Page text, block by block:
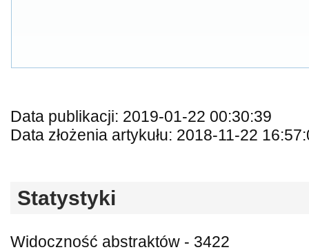
Data publikacji: 2019-01-22 00:30:39
Data złożenia artykułu: 2018-11-22
Statystyki
Widoczność abstraktów - 3422